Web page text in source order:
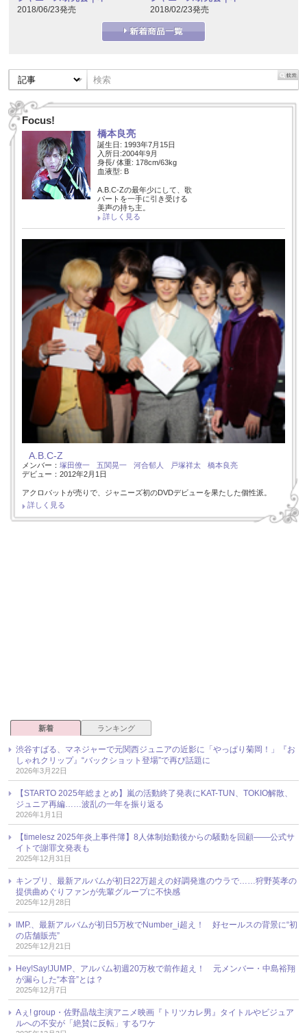
2018/06/23発売 2018/02/23発売
Focus!
橋本良亮
誕生日: 1993年7月15日
入所日:2004年9月
身長/ 体重: 178cm/63kg
血液型: B
A.B.C-Zの最年少にして、歌
パートを一手に引き受ける
美声の持ち主。
詳しく見る
A.B.C-Z
メンバー： 塚田僚一 五関晃一 河合郁人 戸塚祥太
橋本良亮
デビュー：2012年2月1日
アクロバットが売りで、ジャニーズ初のDVDデビューを果たした個性派。
詳しく見る
新着 ランキング
渋谷すばる、マネジャーで元関西ジュニアの近影に「やっぱり菊岡！」『お
しゃれクリップ』“バックショット登場”で再び話題に
2026年3月22日
【STARTO 2025年総まとめ】嵐の活動終了発表にKAT-TUN、TOKIO解散、
ジュニア再編……波乱の一年を振り返る
2026年1月1日
【timelesz 2025年炎上事件簿】8人体制始動後からの騒動を回顧――公式サ
イトで謝罪文発表も
2025年12月31日
キンプリ、最新アルバムが初日22万超えの好調発進のウラで……狩野英孝の
提供曲めぐりファンが先輩グループに不快感
2025年12月28日
IMP.、最新アルバムが初日5万枚でNumber_i超え！ 好セールスの背景に“初
の店舗販売”
2025年12月21日
Hey!Say!JUMP、アルバム初週20万枚で前作超え！ 元メンバー・中島裕翔
が漏らした“本音”とは？
2025年12月7日
Aぇ! group・佐野晶哉主演アニメ映画『トリツカレ男』タイトルやビジュア
ルへの不安が「絶賛に反転」するワケ